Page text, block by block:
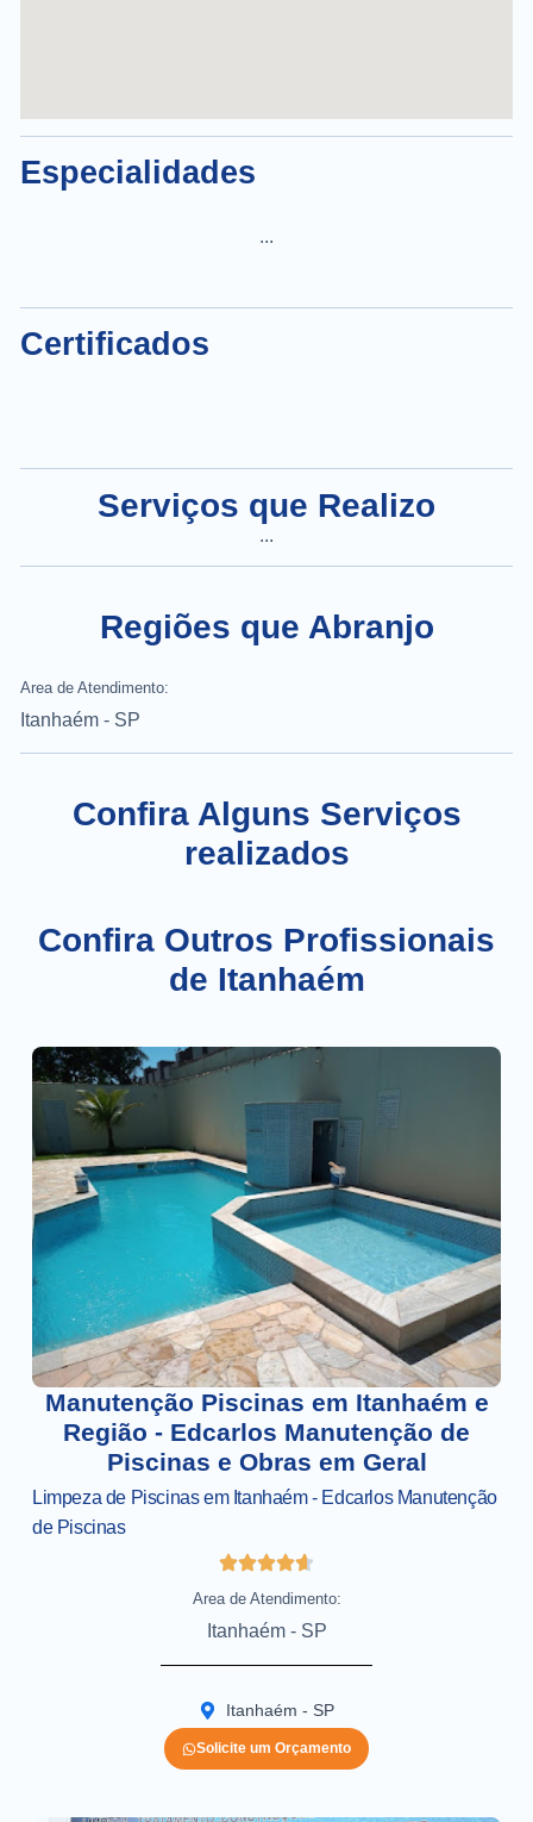
Especialidades
...
Certificados
Serviços que Realizo
...
Regiões que Abranjo
Area de Atendimento:
Itanhaém - SP
Confira Alguns Serviços
realizados
Confira Outros Profissionais
de Itanhaém
Manutenção Piscinas em Itanhaém e
Região - Edcarlos Manutenção de
Piscinas e Obras em Geral
Limpeza de Piscinas em Itanhaém - Edcarlos Manutenção
de Piscinas
Area de Atendimento:
Itanhaém - SP
Itanhaém - SP
Solicite um Orçamento